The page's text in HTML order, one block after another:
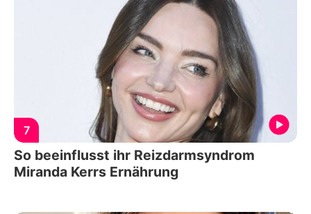
7
So beeinflusst ihr Reizdarmsyndrom
Miranda Kerrs Ernährung